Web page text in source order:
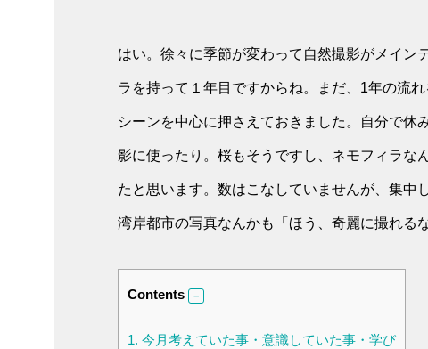
はい。徐々に季節が変わって自然撮影がメイン
ラを持って１年目ですからね。まだ、1年の流
シーンを中心に押さえておきました。自分で休
影に使ったり。桜もそうですし、ネモフィラな
たと思います。数はこなしていませんが、集中
湾岸都市の写真なんかも「ほう、奇麗に撮れる
Contents
1. 今月考えていた事・意識していた事・学び